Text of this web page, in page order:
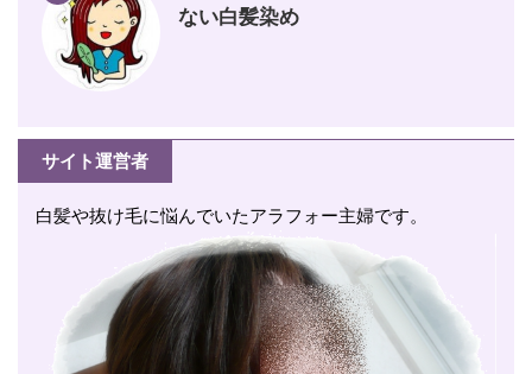
ない白髪染め
サイト運営者
白髪や抜け毛に悩んでいたアラフォー主婦です。